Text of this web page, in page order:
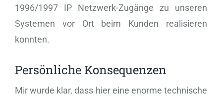
1996/1997 IP Netzwerk-Zugänge zu unseren
Systemen vor Ort beim Kunden realisieren
konnten.
Persönliche Konsequenzen
Mir wurde klar, dass hier eine enorme technische